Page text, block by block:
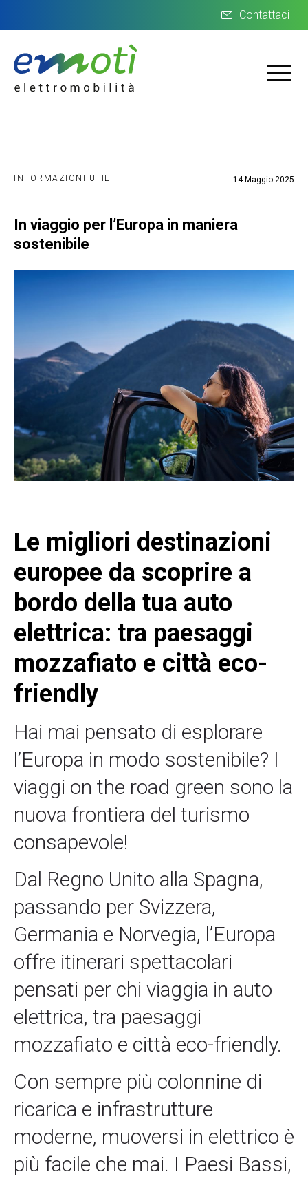
Contattaci
INFORMAZIONI UTILI 14 Maggio 2025
In viaggio per l’Europa in maniera
sostenibile
Le migliori destinazioni
europee da scoprire a
bordo della tua auto
elettrica: tra paesaggi
mozzafiato e città eco-
friendly
Hai mai pensato di esplorare
l’Europa in modo sostenibile? I
viaggi on the road green sono la
nuova frontiera del turismo
consapevole!
Dal Regno Unito alla Spagna,
passando per Svizzera,
Germania e Norvegia, l’Europa
offre itinerari spettacolari
pensati per chi viaggia in auto
elettrica, tra paesaggi
mozzafiato e città eco-friendly.
Con sempre più colonnine di
ricarica e infrastrutture
moderne, muoversi in elettrico è
più facile che mai. I Paesi Bassi,